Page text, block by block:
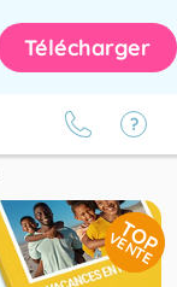
Télécharger
TOP
VENTE